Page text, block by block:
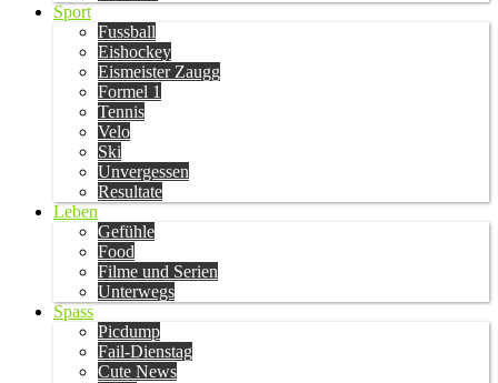
Sport
Fussball
Eishockey
Eismeister Zaugg
Formel 1
Tennis
Velo
Ski
Unvergessen
Resultate
Leben
Gefühle
Food
Filme und Serien
Unterwegs
Spass
Picdump
Fail-Dienstag
Cute News